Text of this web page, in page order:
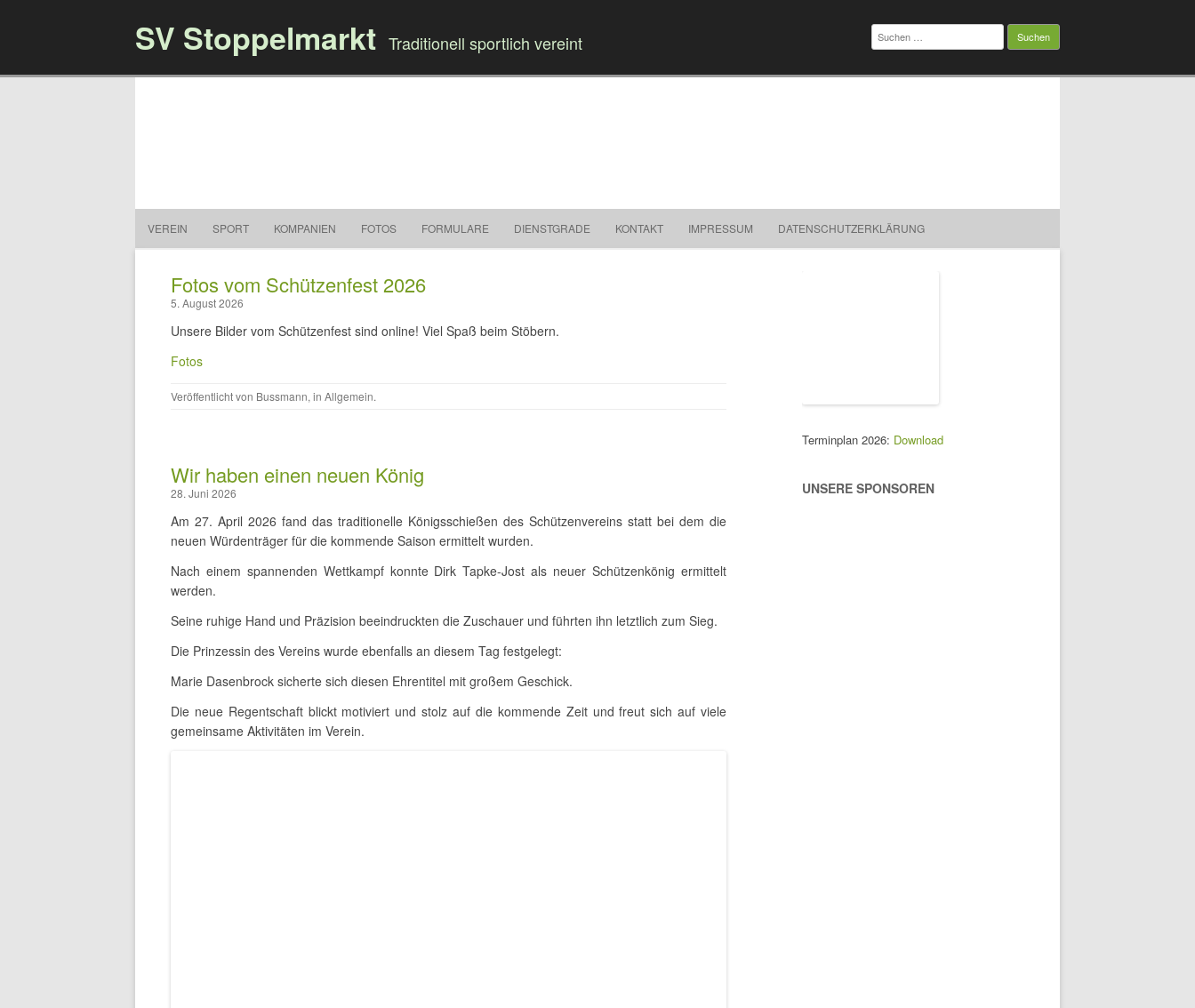
SV Stoppelmarkt Traditionell sportlich vereint
Suchen
nach:
VEREIN SPORT KOMPANIEN FOTOS FORMULARE DIENSTGRADE KONTAKT IMPRESSUM DATENSCHUTZERKLÄRUNG
Fotos vom Schützenfest 2026
5. August 2026
Unsere Bilder vom Schützenfest sind online! Viel Spaß beim Stöbern.
Fotos
Veröffentlicht von Bussmann, in Allgemein.
Wir haben einen neuen König
28. Juni 2026
Am 27. April 2026 fand das traditionelle Königsschießen des Schützenvereins statt bei dem die
neuen Würdenträger für die kommende Saison ermittelt wurden.
Nach einem spannenden Wettkampf konnte Dirk Tapke-Jost als neuer Schützenkönig ermittelt
werden.
Seine ruhige Hand und Präzision beeindruckten die Zuschauer und führten ihn letztlich zum Sieg.
Die Prinzessin des Vereins wurde ebenfalls an diesem Tag festgelegt:
Marie Dasenbrock sicherte sich diesen Ehrentitel mit großem Geschick.
Die neue Regentschaft blickt motiviert und stolz auf die kommende Zeit und freut sich auf viele
gemeinsame Aktivitäten im Verein.
Terminplan 2026: Download
UNSERE SPONSOREN